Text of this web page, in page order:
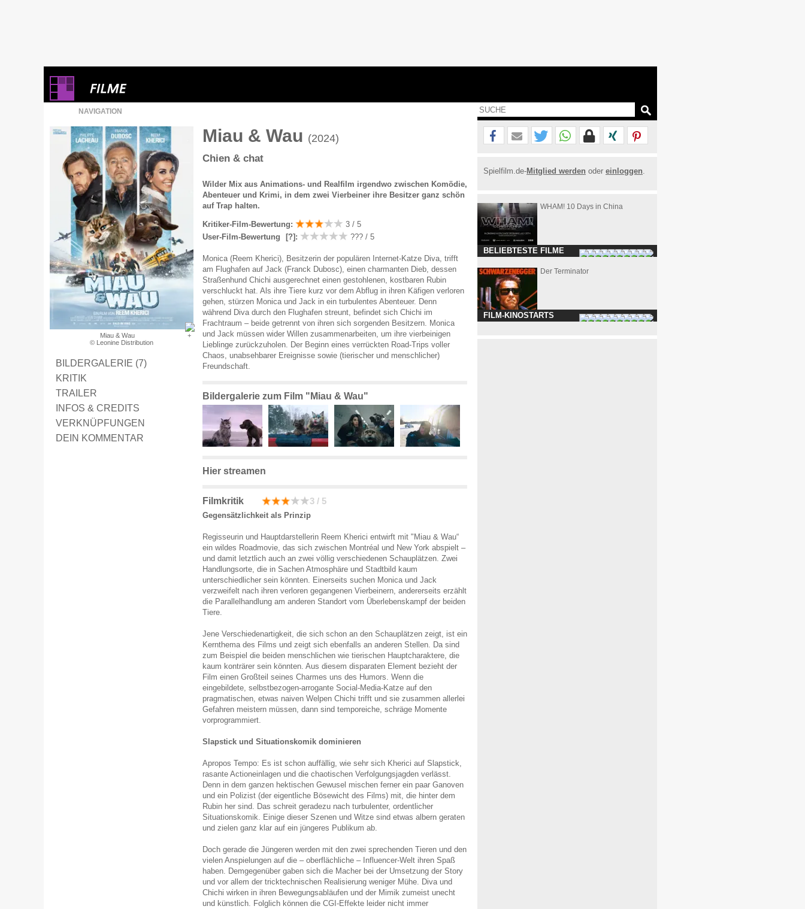
NAVIGATION
Miau & Wau
© Leonine Distribution
BILDERGALERIE (7)
KRITIK
TRAILER
INFOS & CREDITS
VERKNÜPFUNGEN
DEIN KOMMENTAR
Miau & Wau (2024)
Chien & chat
Wilder Mix aus Animations- und Realfilm irgendwo zwischen Komödie,
Abenteuer und Krimi, in dem zwei Vierbeiner ihre Besitzer ganz schön
auf Trap halten.
Kritiker-Film-Bewertung:
3 / 5
User-Film-Bewertung
[?] : ??? / 5
Monica (Reem Kherici), Besitzerin der populären Internet-Katze Diva, trifft
am Flughafen auf Jack (Franck Dubosc), einen charmanten Dieb, dessen
Straßenhund Chichi ausgerechnet einen gestohlenen, kostbaren Rubin
verschluckt hat. Als ihre Tiere kurz vor dem Abflug in ihren Käfigen verloren
gehen, stürzen Monica und Jack in ein turbulentes Abenteuer. Denn
während Diva durch den Flughafen streunt, befindet sich Chichi im
Frachtraum – beide getrennt von ihren sich sorgenden Besitzern. Monica
und Jack müssen wider Willen zusammenarbeiten, um ihre vierbeinigen
Lieblinge zurückzuholen. Der Beginn eines verrückten Road-Trips voller
Chaos, unabsehbarer Ereignisse sowie (tierischer und menschlicher)
Freundschaft.
Bildergalerie zum Film "Miau & Wau"
Hier streamen
Filmkritik 3 / 5
Gegensätzlichkeit als Prinzip
Regisseurin und Hauptdarstellerin Reem Kherici entwirft mit "Miau & Wau“
ein wildes Roadmovie, das sich zwischen Montréal und New York abspielt –
und damit letztlich auch an zwei völlig verschiedenen Schauplätzen. Zwei
Handlungsorte, die in Sachen Atmosphäre und Stadtbild kaum
unterschiedlicher sein könnten. Einerseits suchen Monica und Jack
verzweifelt nach ihren verloren gegangenen Vierbeinern, andererseits erzählt
die Parallelhandlung am anderen Standort vom Überlebenskampf der beiden
Tiere.
Jene Verschiedenartigkeit, die sich schon an den Schauplätzen zeigt, ist ein
Kernthema des Films und zeigt sich ebenfalls an anderen Stellen. Da sind
zum Beispiel die beiden menschlichen wie tierischen Hauptcharaktere, die
kaum konträrer sein könnten. Aus diesem disparaten Element bezieht der
Film einen Großteil seines Charmes uns des Humors. Wenn die
eingebildete, selbstbezogen-arrogante Social-Media-Katze auf den
pragmatischen, etwas naiven Welpen Chichi trifft und sie zusammen allerlei
Gefahren meistern müssen, dann sind temporeiche, schräge Momente
vorprogrammiert.
Slapstick und Situationskomik dominieren
Apropos Tempo: Es ist schon auffällig, wie sehr sich Kherici auf Slapstick,
rasante Actioneinlagen und die chaotischen Verfolgungsjagden verlässt.
Denn in dem ganzen hektischen Gewusel mischen ferner ein paar Ganoven
und ein Polizist (der eigentliche Bösewicht des Films) mit, die hinter dem
Rubin her sind. Das schreit geradezu nach turbulenter, ordentlicher
Situationskomik. Einige dieser Szenen und Witze sind etwas albern geraten
und zielen ganz klar auf ein jüngeres Publikum ab.
Doch gerade die Jüngeren werden mit den zwei sprechenden Tieren und den
vielen Anspielungen auf die – oberflächliche – Influencer-Welt ihren Spaß
haben. Demgegenüber gaben sich die Macher bei der Umsetzung der Story
und vor allem der tricktechnischen Realisierung weniger Mühe. Diva und
Chichi wirken in ihren Bewegungsabläufen und der Mimik zumeist unecht
und künstlich. Folglich können die CGI-Effekte leider nicht immer
Spielfilm.de-Mitglied werden oder einloggen.
WHAM! 10 Days in China
BELIEBTESTE FILME
Der Terminator
FILM-KINOSTARTS